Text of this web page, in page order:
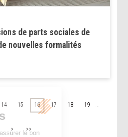
de parts sociales de
nouvelles formalités
14 15 16 17 18 19
> >>